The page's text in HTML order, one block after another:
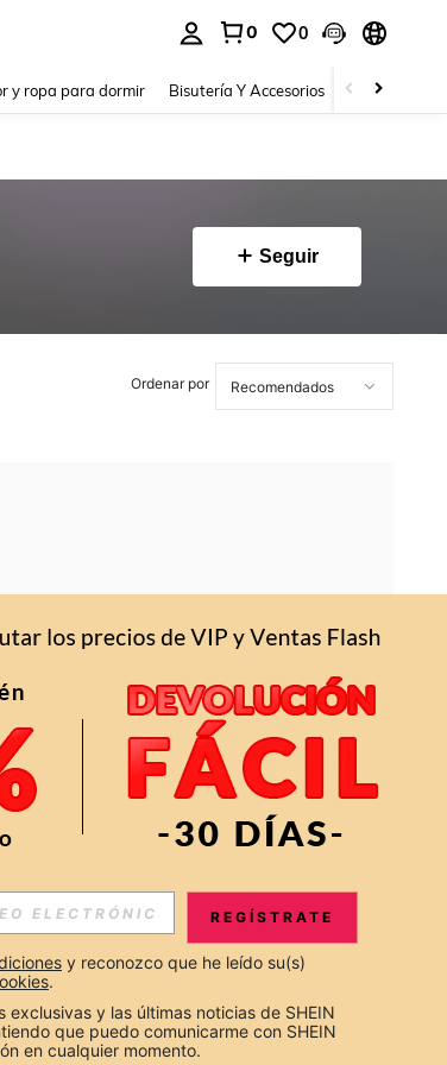
0 0
y ropa para dormir Bisutería Y Accesorios Zapatos
Seguir
Ordenar por
PROMOCIONES Y NOTICIAS DE SHEIN
REGÍSTRATE
y reconozco que he leído su(s)
.
exclusivas y las últimas noticias de SHEIN
que puedo comunicarme con SHEIN
en cualquier momento.